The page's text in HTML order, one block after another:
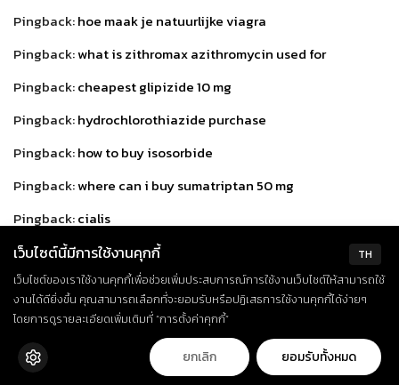
Pingback:hoe maak je natuurlijke viagra
Pingback:what is zithromax azithromycin used for
Pingback:cheapest glipizide 10 mg
Pingback:hydrochlorothiazide purchase
Pingback:how to buy isosorbide
Pingback:where can i buy sumatriptan 50 mg
Pingback:cialis
Pingback:loperamide medication
Pingback:buy viagra
Pingback:azathioprine australia
Pingback:
propranolol 20mg generic
TH
เว็บไซต์นี้มีการใช้งานคุกกี้
เว็บไซต์ของเราใช้งานคุกกี้เพื่อช่วยเพิ่มประสบการณ์การใช้งานเว็บไซต์ให้สามารถใช้
งานได้ดียิ่งขึ้น คุณสามารถเลือกที่จะยอมรับหรือปฏิเสธการใช้งานคุกกี้ได้ง่ายๆ
โดยการดูรายละเอียดเพิ่มเติมที่ “การตั้งค่าคุกกี้”
ยกเลิก ยอมรับทั้งหมด